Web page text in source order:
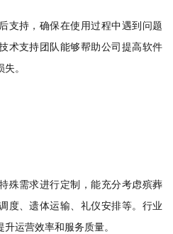
支持，确保在使用过程中遇到问题
术支持团队能够帮助公司提高软件
。
殊需求进行定制，能充分考虑殡葬
度、遗体运输、礼仪安排等。行业
运营效率和服务质量。